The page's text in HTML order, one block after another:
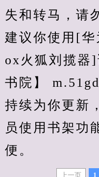
失和转马，请
建议你使用[
ox火狐刘揽器
书院】
持续为你更新
员使用书架功
便。
上一页 1